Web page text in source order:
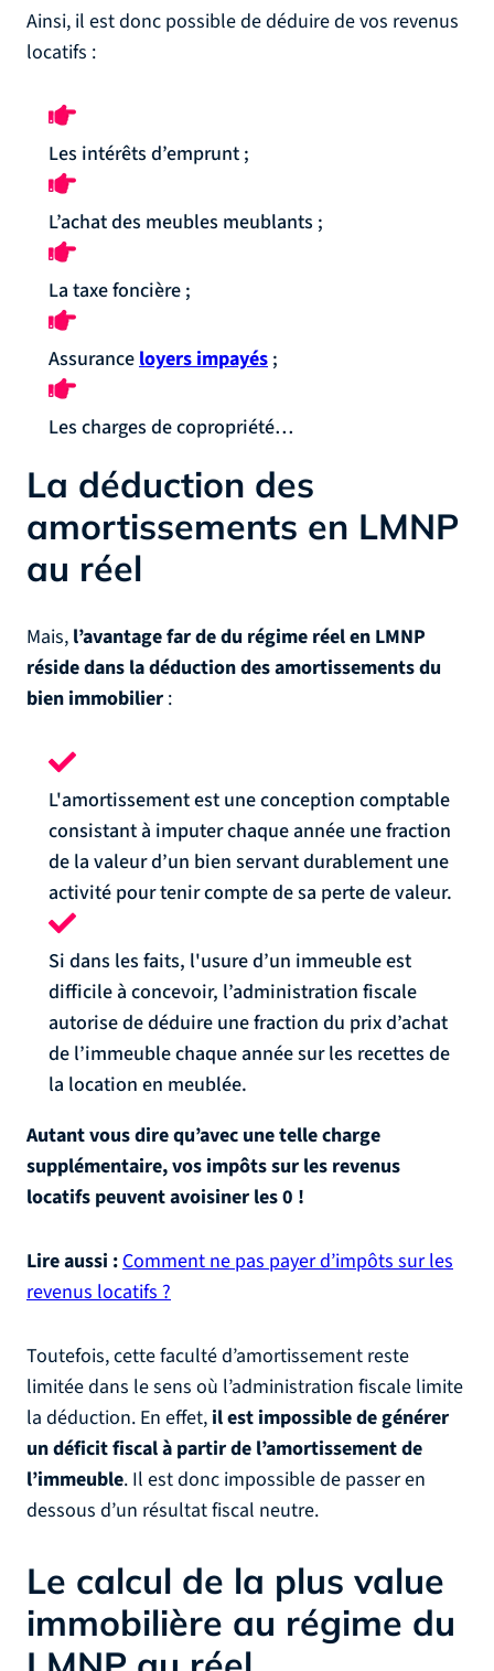
Ainsi, il est donc possible de déduire de vos revenus
locatifs :
Les intérêts d’emprunt ;
L’achat des meubles meublants ;
La taxe foncière ;
Assuranceloyers impayés ;
Les charges de copropriété…
La déduction des
amortissements en LMNP
au réel
Mais, l’avantage far de du régime réel en LMNP
réside dans la déduction des amortissements du
bien immobilier :
L'amortissement est une conception comptable
consistant à imputer chaque année une fraction
de la valeur d’un bien servant durablement une
activité pour tenir compte de sa perte de valeur.
Si dans les faits, l'usure d’un immeuble est
difficile à concevoir, l’administration fiscale
autorise de déduire une fraction du prix d’achat
de l’immeuble chaque année sur les recettes de
la location en meublée.
Autant vous dire qu’avec une telle charge
supplémentaire, vos impôts sur les revenus
locatifs peuvent avoisiner les 0 !
Lire aussi :Comment ne pas payer d’impôts sur les
revenus locatifs ?
Toutefois, cette faculté d’amortissement reste
limitée dans le sens où l’administration fiscale limite
la déduction. En effet, il est impossible de générer
un déficit fiscal à partir de l’amortissement de
l’immeuble. Il est donc impossible de passer en
dessous d’un résultat fiscal neutre.
Le calcul de la plus value
immobilière au régime du